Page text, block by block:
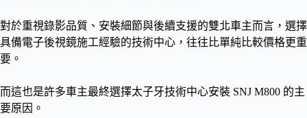
對於重視錄影品質、安裝細節與後續支援的雙北車主而言，選擇
具備電子後視鏡施工經驗的技術中心，往往比單純比較價格更重
要。
而這也是許多車主最終選擇太子牙技術中心安裝 SNJ M800 的主
要原因。